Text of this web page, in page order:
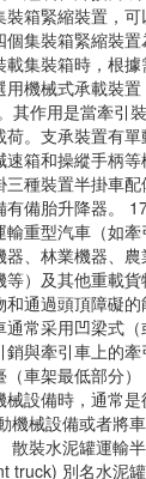
裝箱緊縮裝置，
集裝箱緊縮裝
集裝箱時，根
機械式承載裝
其作用是當牽引
。支承裝置有
箱和操縱手柄
種裝置半掛車
有備胎升降器
重型汽車（如
、林業機器、農
）及其他重載
通過頭頂障礙
常采用凹梁式
與牽引車上的
車架最低部分
設備時，通常是
機械設備或者將
散裝水泥罐運
truck) 別名水泥